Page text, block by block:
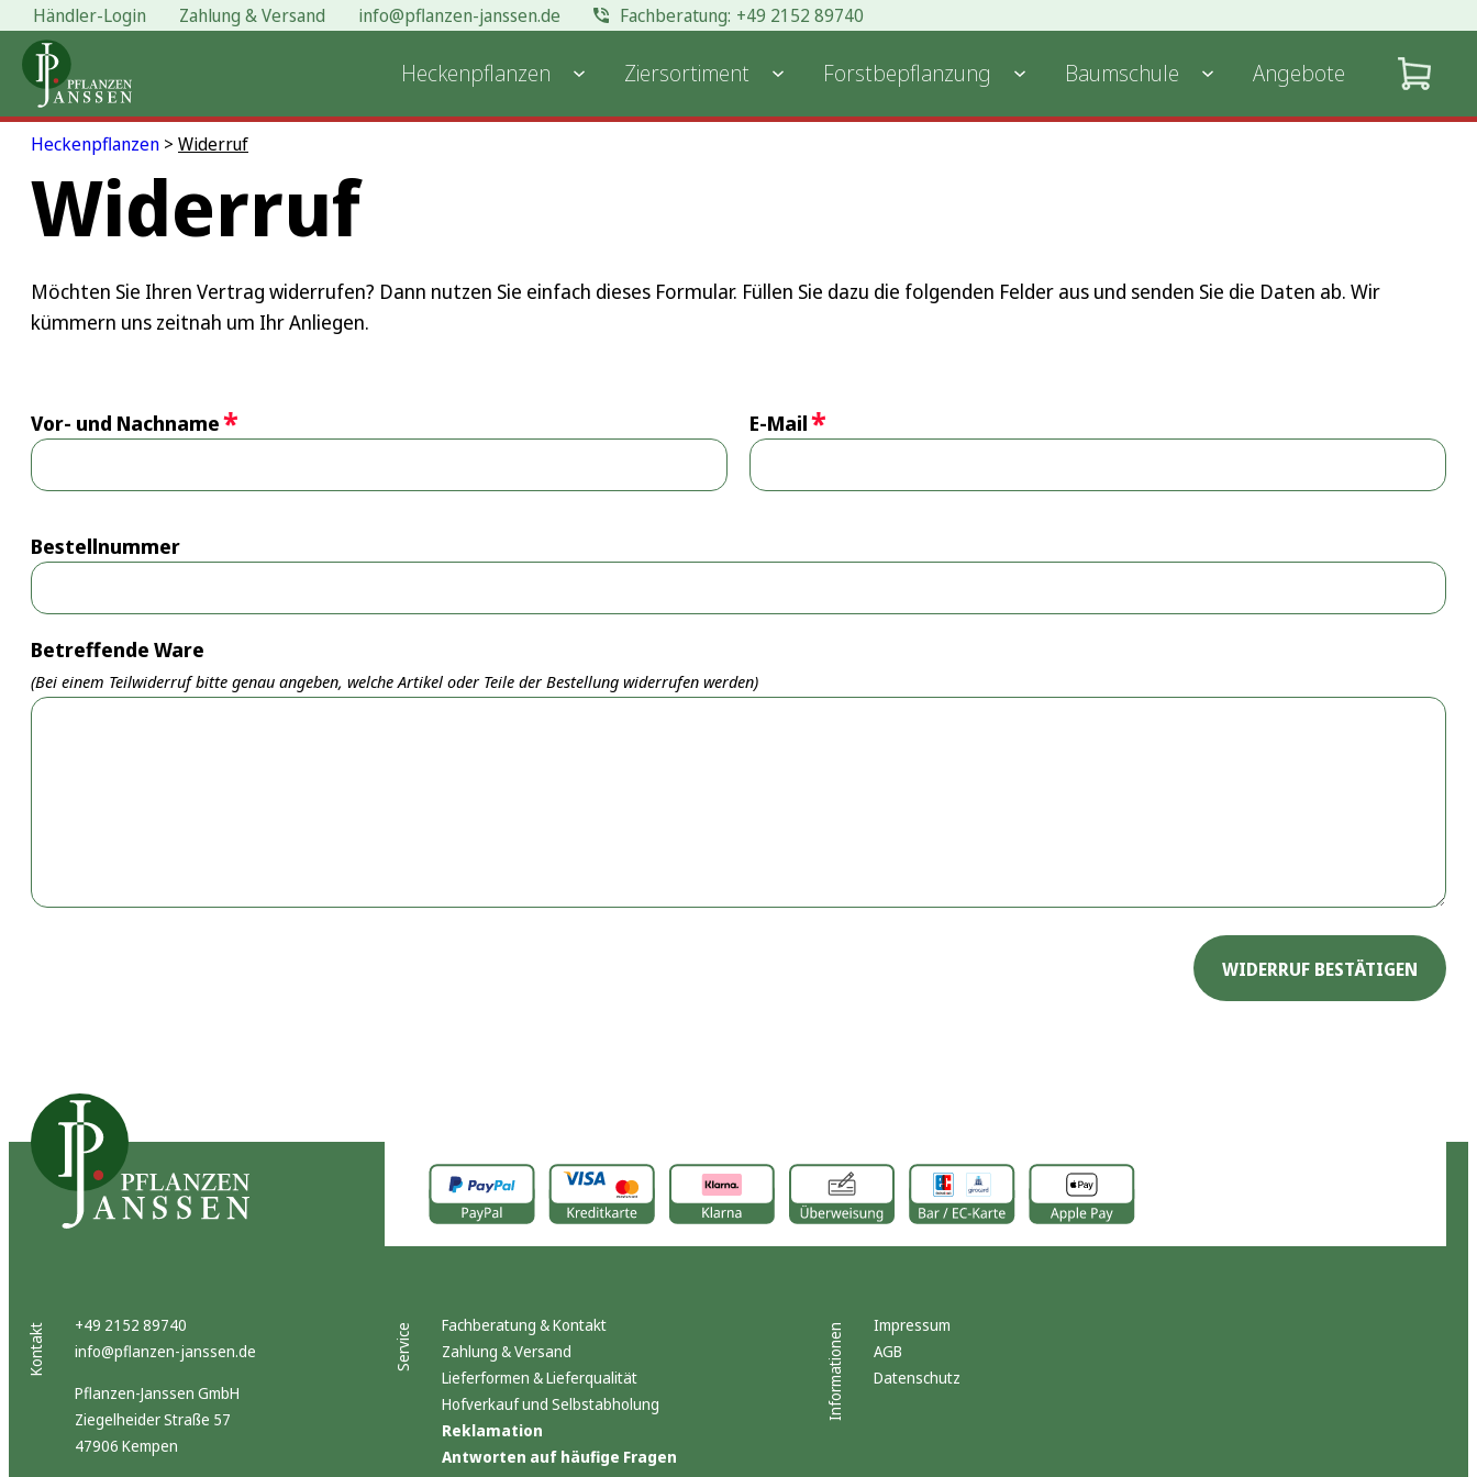
Händler-Login Zahlung & Versand info@pflanzen-janssen.de +49 2152 89740
Heckenpflanzen Ziersortiment Forstbepflanzung Baumschule Angebote
Heckenpflanzen > Widerruf
Widerruf
Möchten Sie Ihren Vertrag widerrufen? Dann nutzen Sie einfach dieses Formular. Füllen Sie dazu die folgenden Felder aus und senden Sie die Daten ab. Wir
kümmern uns zeitnah um Ihr Anliegen.
Vor- und Nachname* E-Mail*
Bestellnummer
Betreffende Ware
(Bei einem Teilwiderruf bitte genau angeben, welche Artikel oder Teile der Bestellung widerrufen werden)
Kontakt
+49 2152 89740
info@pflanzen-janssen.de
Pflanzen-Janssen GmbH
Ziegelheider Straße 57
47906 Kempen
Service
Fachberatung & Kontakt
Zahlung & Versand
Lieferformen & Lieferqualität
Hofverkauf und Selbstabholung
Reklamation
Antworten auf häufige Fragen
Informationen
Impressum
AGB
Datenschutz